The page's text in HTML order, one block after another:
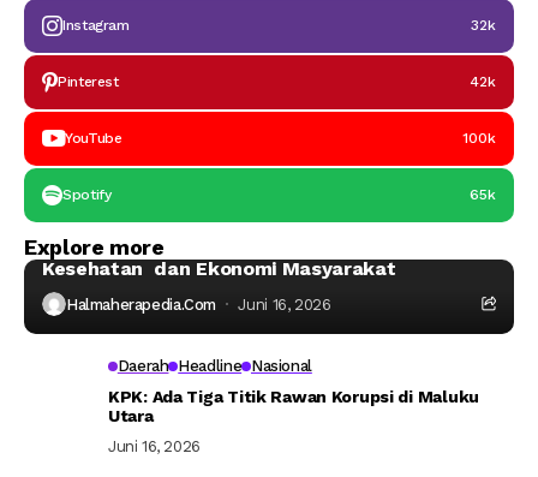
Instagram 32k
Pinterest 42k
YouTube 100k
Spotify 65k
Explore more
Ahli IPB:Tambang Nikel di Haltim Ancam Laut,
Kesehatan dan Ekonomi Masyarakat
Halmaherapedia.com Juni 16, 2026
Daerah Headline Nasional
KPK: Ada Tiga Titik Rawan Korupsi di Maluku
Utara
Juni 16, 2026